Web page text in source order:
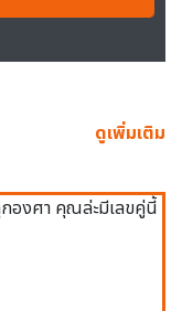
ดูเพิ่มเติม